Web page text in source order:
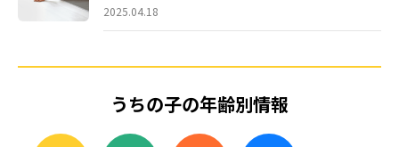
2025.04.18
うちの子の年齢別情報